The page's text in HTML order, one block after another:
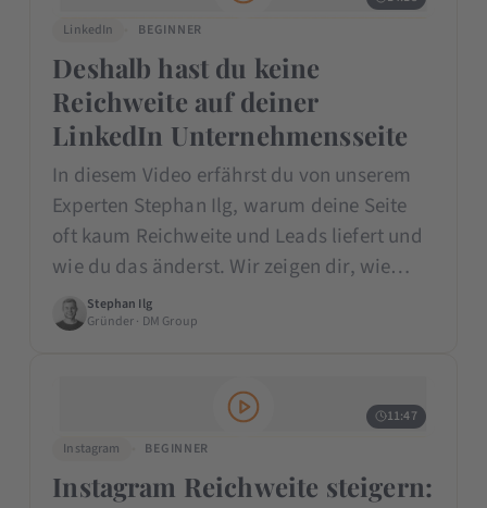
LinkedIn
BEGINNER
Deshalb hast du keine
Reichweite auf deiner
LinkedIn Unternehmensseite
In diesem Video erfährst du von unserem
Experten Stephan Ilg, warum deine Seite
oft kaum Reichweite und Leads liefert und
wie du das änderst. Wir zeigen dir, wie…
Stephan Ilg
Gründer · DM Group
11:47
Instagram
BEGINNER
Instagram Reichweite steigern: